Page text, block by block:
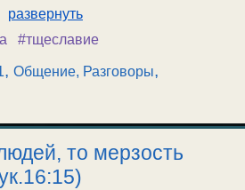
развернуть
#тщеславие
,Общение, Разговоры,
то мерзость